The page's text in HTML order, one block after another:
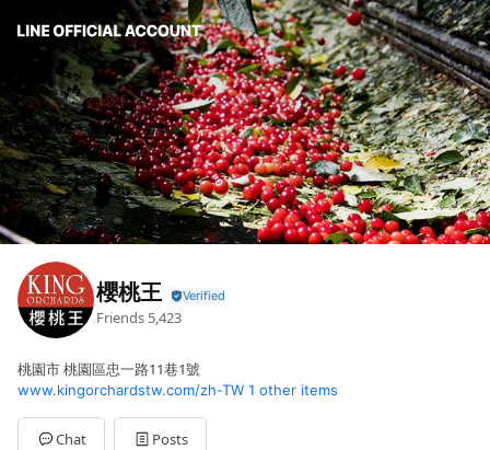
櫻桃王
Friends 5,423
桃園市 桃園區忠一路11巷1號
www.kingorchardstw.com/zh-TW 1 other items
Chat Posts